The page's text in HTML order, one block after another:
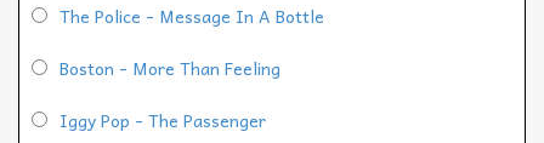
The Police - Message In A Bottle
Boston - More Than Feeling
Iggy Pop - The Passenger